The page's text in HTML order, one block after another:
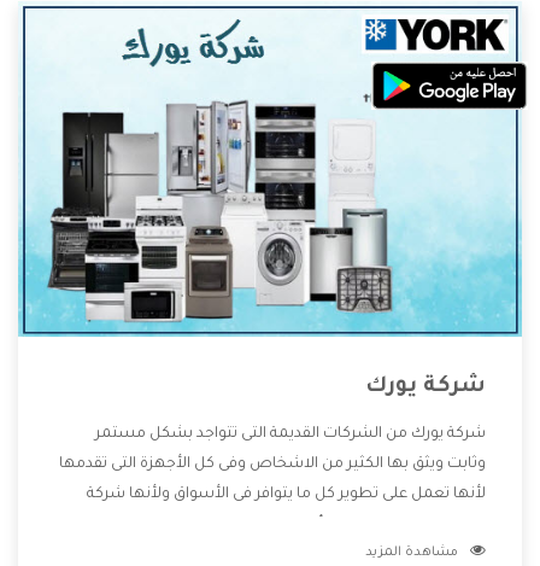
شركة يورك
شركة يورك من الشركات القديمة التى تتواجد بشكل مستمر
وثابت ويثق بها الكثير من الاشخاص وفى كل الأجهزة التى تقدمها
لأنها تعمل على تطوير كل ما يتوافر فى الأسواق ولأنها شركة
وتقدم للعملاء أقوى العروض والخصومات التى تسهل على
مشاهدة المزيد